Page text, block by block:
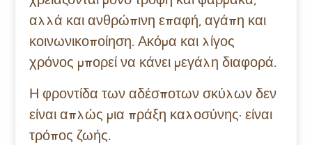
αλλά και ανθρώπινη επαφή, αγάπη και
κοινωνικοποίηση. Ακόμα και λίγος
χρόνος μπορεί να κάνει μεγάλη διαφορά.
Η φροντίδα των αδέσποτων σκύλων δεν
είναι απλώς μια πράξη καλοσύνης· είναι
τρόπος ζωής.